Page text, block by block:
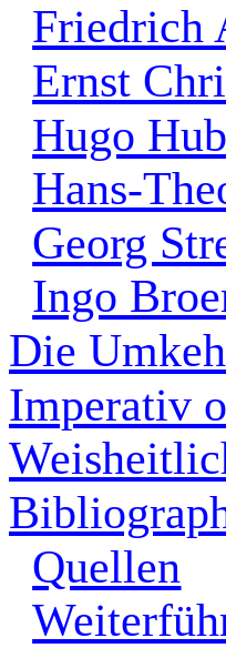
Friedrich
Ernst
Hugo
Hans-
Georg
Ingo
Die
Imperativ
Quellen